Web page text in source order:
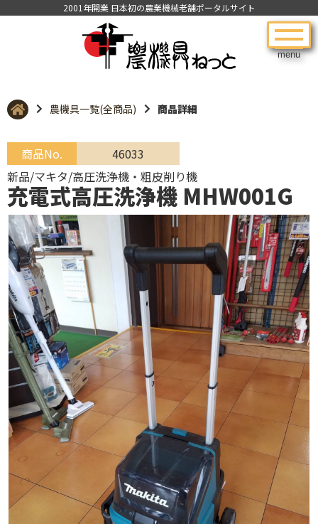
menu
2001年開業 日本初の農業機械老舗ポータルサイト
農機具一覧(全商品) 商品詳細
商品No.
46033
新品/マキタ/高圧洗浄機・粗皮削り機
充電式高圧洗浄機 MHW001G